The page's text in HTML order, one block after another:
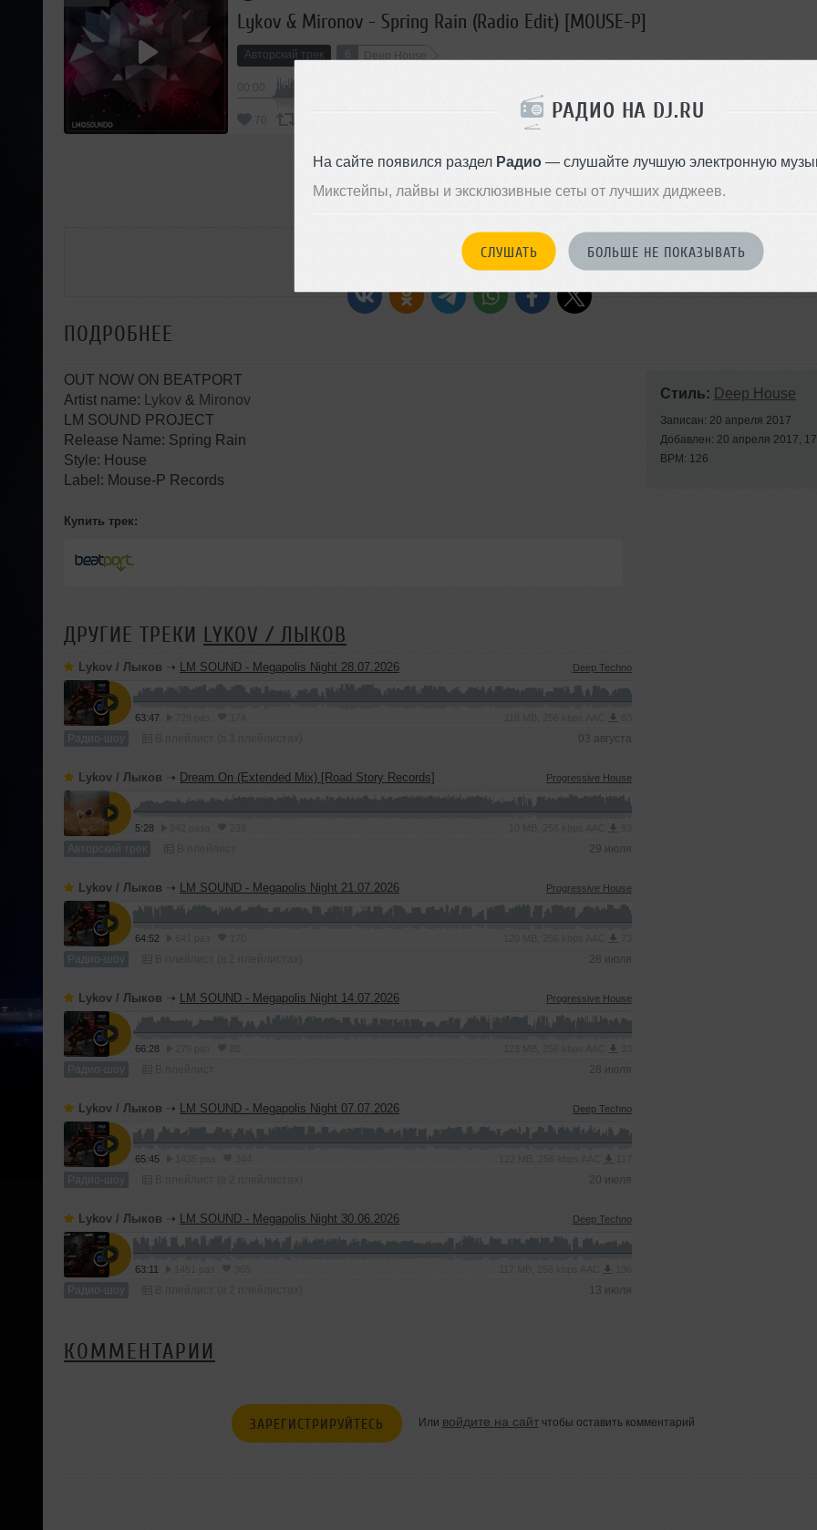
РАДИО НА DJ.RU
На сайте появился раздел Радио— слушайте лучшую электронную
Микстейпы, лайвы и эксклюзивные сеты от лучших диджеев.
СЛУШАТЬ БОЛЬШЕ НЕ ПОКАЗЫВАТЬ
Lykov & Mironov - Spring Rain (Radio Edit) [MOUSE-P]
Авторский трек 6 Deep House
70 Комментировать 03:11 686 Скачать
РАССКАЖИ ДРУЗЬЯМ
ПОДРОБНЕЕ
OUT NOW ON BEATPORT
Artist name:
Lykov & Mironov
LM SOUND PROJECT
Release Name: Spring Rain
Style: House
Label: Mouse-P Records
Купить трек:
ДРУГИЕ ТРЕКИ LYKOV / ЛЫКОВ
Lykov / Лыков ➝ LM SOUND - Megapolis Night 28.07.2026 Deep Techno
63:47
Радио-шоу 03 августа
Lykov / Лыков ➝ Dream On (Extended Mix) [Road Story Records] Progressive House
5:28
Авторский трек 29 июля
Lykov / Лыков ➝ LM SOUND - Megapolis Night 21.07.2026 Progressive House
64:52
Радио-шоу 28 июля
Lykov / Лыков ➝ LM SOUND - Megapolis Night 14.07.2026 Progressive House
66:28
Радио-шоу 28 июля
Lykov / Лыков ➝ LM SOUND - Megapolis Night 07.07.2026 Deep Techno
65:45
Радио-шоу 20 июля
Lykov / Лыков ➝ LM SOUND - Megapolis Night 30.06.2026 Deep Techno
63:11
Радио-шоу 13 июля
Стиль: Deep House
Записан: 20 апреля 2017
Добавлен: 20 апреля 2017,
BPM: 126
КОММЕНТАРИИ
ЗАРЕГИСТРИРУЙТЕСЬ Или войдите на сайтчтобы оставить комментарий